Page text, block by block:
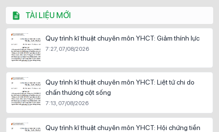
TÀI LIỆU MỚI
Quy trình kĩ thuật chuyên môn YHCT: Giảm thính lực
7:27, 07/08/2026
Quy trình kĩ thuật chuyên môn YHCT: Liệt tứ chi do
chấn thương cột sống
7:13, 07/08/2026
Quy trình kĩ thuật chuyên môn YHCT: Hội chứng tiền